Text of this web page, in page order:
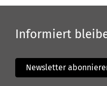
Informiert
Newsletter